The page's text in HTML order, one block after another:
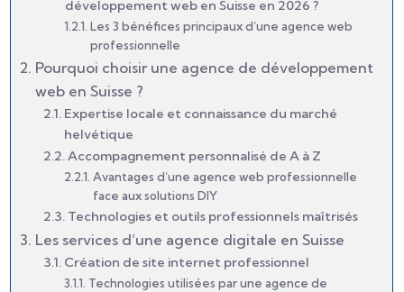
développement web en Suisse en 2026 ?
Les 3 bénéfices principaux d’une agence web
professionnelle
Pourquoi choisir une agence de développement
web en Suisse ?
Expertise locale et connaissance du marché
helvétique
Accompagnement personnalisé de A à Z
Avantages d’une agence web professionnelle
face aux solutions DIY
Technologies et outils professionnels maîtrisés
Les services d’une agence digitale en Suisse
Création de site internet professionnel
Technologies utilisées par une agence de